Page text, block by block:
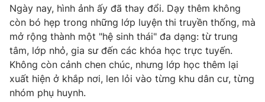
Khán giả
Giải sao mai
Âm nhạc
Sao
Du lịch
Làm đẹp
Chất lượng cuộc sống
Giáo dục
Tuyển sinh
Học trực tuyến
Công nghệ
Hitech Công nghệ tương lai
Giao lưu trực tuyến
Ngày nay, hình ảnh ấy đã thay đổi. Dạy thêm không
còn bó hẹp trong những lớp luyện thi truyền thống, mà
mở rộng thành một "hệ sinh thái" đa dạng: từ trung
tâm, lớp nhỏ, gia sư đến các khóa học trực tuyến.
Không còn cảnh chen chúc, nhưng lớp học thêm lại
xuất hiện ở khắp nơi, len lỏi vào từng khu dân cư, từng
nhóm phụ huynh.